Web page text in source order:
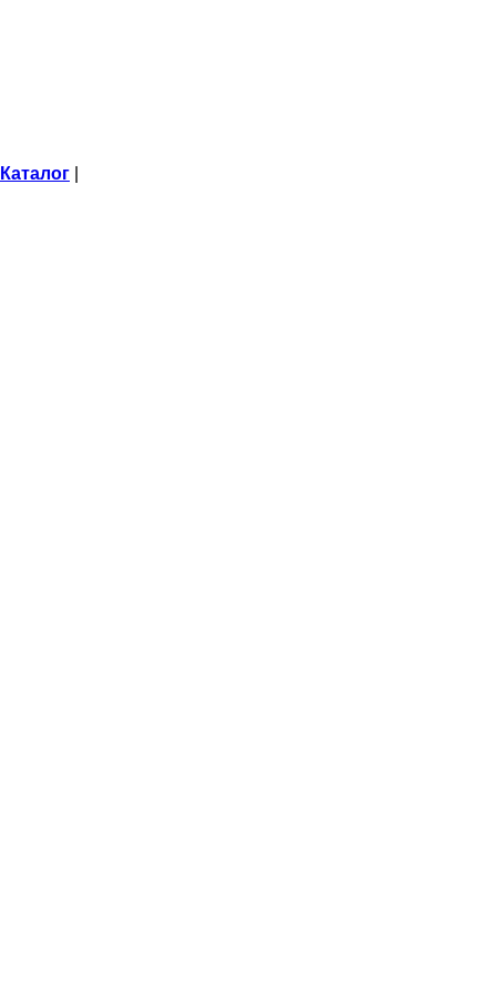
Каталог